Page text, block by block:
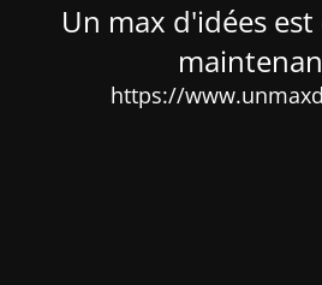
Un max d'idées
https://